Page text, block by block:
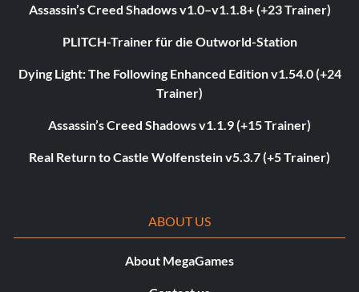
Assassin’s Creed Shadows v1.0–v1.1.8+ (+23 Trainer)
PLITCH-Trainer für die Outworld-Station
Dying Light: The Following Enhanced Edition v1.54.0 (+24
Trainer)
Assassin’s Creed Shadows v1.1.9 (+15 Trainer)
Real Return to Castle Wolfenstein v5.3.7 (+5 Trainer)
ABOUT US
About MegaGames